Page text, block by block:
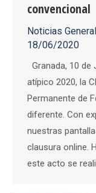
convencional
Noticias General
18/06/2020
Granada, 10
atípico 2020, la
Permanente de
diferente. Con
nuestras
clausura online.
este acto se